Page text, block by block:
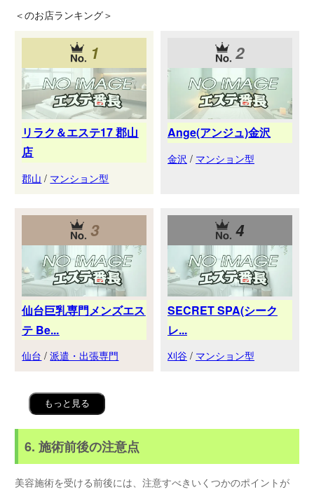
＜のお店ランキング＞
1
リラク＆エステ17 郡山
店
郡山 / マンション型
2
Ange(アンジュ)金沢
金沢 / マンション型
3
仙台巨乳専門メンズエス
テ Be...
仙台 /派遣・出張専門
4
SECRET SPA(シーク
レ...
刈谷 / マンション型
もっと見る
6. 施術前後の注意点
美容施術を受ける前後には、注意すべきいくつかのポイントが